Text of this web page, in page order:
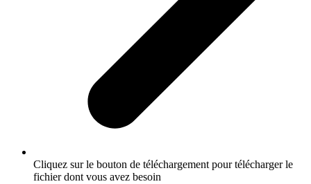
Cliquez sur le bouton de téléchargement pour télécharger le
fichier dont vous avez besoin